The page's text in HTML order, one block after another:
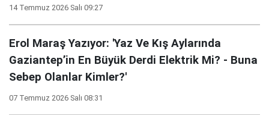
14 Temmuz 2026 Salı 09:27
Erol Maraş Yazıyor: 'Yaz Ve Kış Aylarında
Gaziantep’in En Büyük Derdi Elektrik Mi? - Buna
Sebep Olanlar Kimler?'
07 Temmuz 2026 Salı 08:31